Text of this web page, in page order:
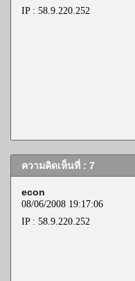
IP : 58.9.220.252
ความคิดเห็นที่ : 7
econ
08/06/2008 19:17:06
IP : 58.9.220.252